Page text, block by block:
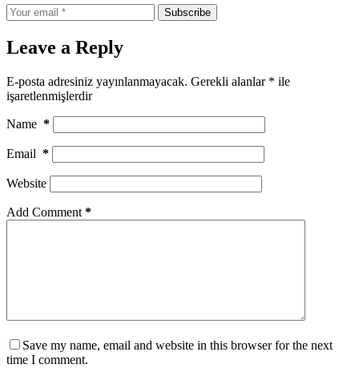
Subscribe
Leave a Reply
E-posta adresiniz yayınlanmayacak. Gerekli alanlar * ile
işaretlenmişlerdir
Name *
Email *
Website
Add Comment *
Save my name, email and website in this browser for the next
time I comment.